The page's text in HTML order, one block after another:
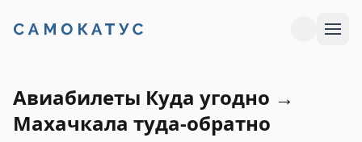
Авиабилеты Куда угодно →
Махачкала туда-обратно